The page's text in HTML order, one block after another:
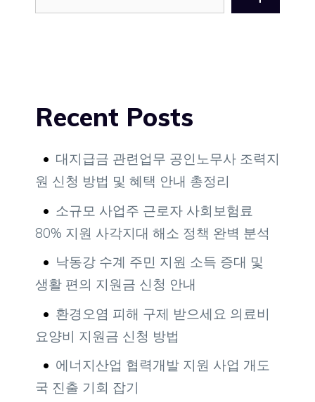
Recent Posts
대지급금 관련업무 공인노무사 조력지
원 신청 방법 및 혜택 안내 총정리
소규모 사업주 근로자 사회보험료
80% 지원 사각지대 해소 정책 완벽 분석
낙동강 수계 주민 지원 소득 증대 및
생활 편의 지원금 신청 안내
환경오염 피해 구제 받으세요 의료비
요양비 지원금 신청 방법
에너지산업 협력개발 지원 사업 개도
국 진출 기회 잡기